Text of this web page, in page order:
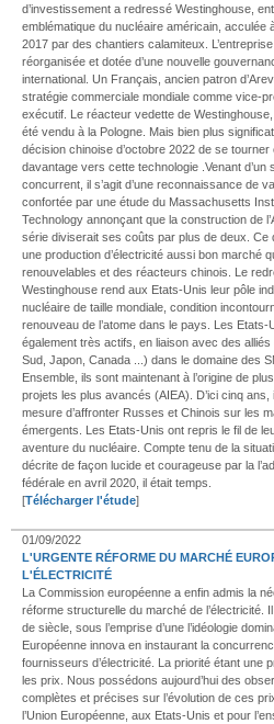
d’investissement a redressé Westinghouse,
emblématique du nucléaire américain, acculée
2017 par des chantiers calamiteux.
réorganisée et dotée d’une nouvelle
international. Un Français, ancien patron
stratégie commerciale mondiale comme vice-
exécutif. Le réacteur vedette de Westinghouse,
été vendu à la Pologne. Mais bien plus
décision chinoise d’octobre 2022 de se tourner
davantage vers cette technologie .Venant d’un
concurrent, il s’agit d’une reconnaissance de
confortée par une étude du Massachusetts
Technology annonçant que la construction de
série diviserait ses coûts par plus de deux. Ce
une production d’électricité aussi bon marché
renouvelables et des réacteurs chinois. Le
Westinghouse rend aux Etats-Unis leur pôle
nucléaire de taille mondiale, condition
renouveau de l’atome dans le pays. Les Etats-
également très actifs, en liaison avec des
Sud, Japon, Canada ...) dans le domaine des
Ensemble, ils sont maintenant à l’origine de
projets les plus avancés (AIEA). D’ici cinq ans,
mesure d’affronter Russes et Chinois sur les
émergents. Les Etats-Unis ont repris le fil de
aventure du nucléaire. Compte tenu de la
décrite de façon lucide et courageuse par la
fédérale en avril 2020, il était temps.
[Télécharger l'étude]
01/09/2022
L'URGENTE RÉFORME DU MARCHÉ
L'ÉLECTRICITÉ
La Commission européenne a enfin admis la
réforme structurelle du marché de l’électricité.
de siècle, sous l’emprise d’une l’idéologie
Européenne innova en instaurant la
fournisseurs d’électricité. La priorité étant une
les prix. Nous possédons aujourd’hui des
complètes et précises sur l’évolution de ces
l’Union Européenne, aux Etats-Unis et pour